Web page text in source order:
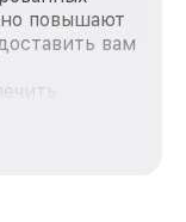
повышают
вам
для
Yamaha, вне